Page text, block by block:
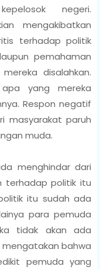
negeri.
mengakibatkan
terhadap politik
pemahaman
disalahkan.
apa yang mereka
Respon negatif
masyarakat paruh
muda.
menghindar dari
terhadap politik itu
itu sudah ada
para pemuda
tidak akan ada
bahwa
pemuda yang